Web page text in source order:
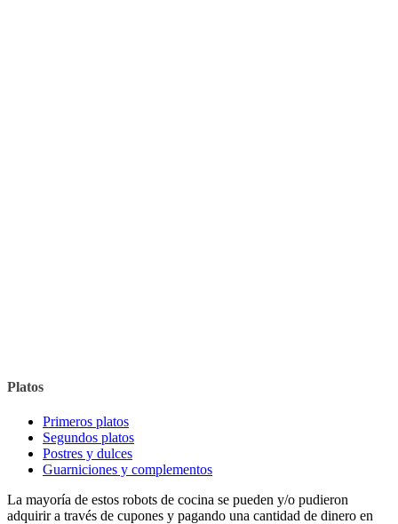
Platos
Primeros platos
Segundos platos
Postres y dulces
Guarniciones y complementos
La mayoría de estos robots de cocina se pueden y/o pudieron
adquirir a través de cupones y pagando una cantidad de dinero en